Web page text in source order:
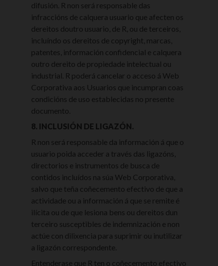
difusión. R non será responsable das
infraccións de calquera usuario que afecten os
dereitos doutro usuario, de R, ou de terceiros,
incluíndo os dereitos de copyright, marcas,
patentes, información confidencial e calquera
outro dereito de propiedade intelectual ou
industrial. R poderá cancelar o acceso á Web
Corporativa aos Usuarios que incumpran coas
condicións de uso establecidas no presente
documento.
8. INCLUSIÓN DE LIGAZÓN.
R non será responsable da información á que o
usuario poida acceder a través das ligazóns,
directorios e instrumentos de busca de
contidos incluídos na súa Web Corporativa,
salvo que teña coñecemento efectivo de que a
actividade ou a información á que se remite é
ilícita ou de que lesiona bens ou dereitos dun
terceiro susceptibles de indemnización e non
actúe con dilixencia para suprimir ou inutilizar
a ligazón correspondente.
Entenderase que R ten o coñecemento efectivo